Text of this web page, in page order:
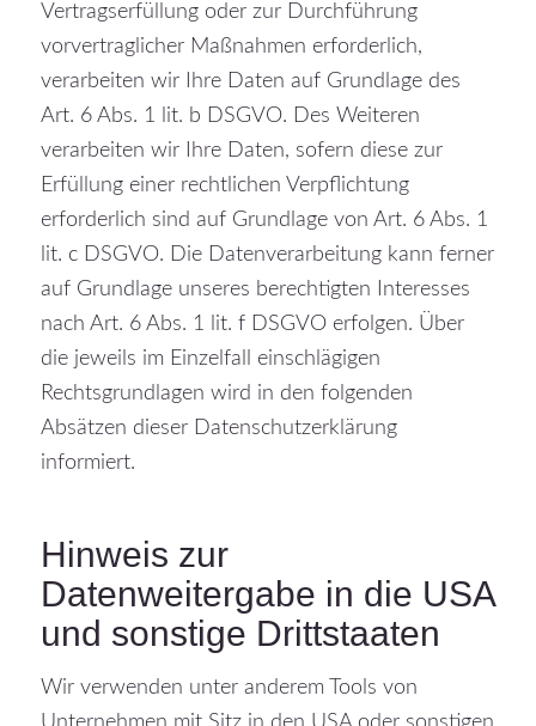
Vertragserfüllung oder zur Durchführung
vorvertraglicher Maßnahmen erforderlich,
verarbeiten wir Ihre Daten auf Grundlage des
Art. 6 Abs. 1 lit. b DSGVO. Des Weiteren
verarbeiten wir Ihre Daten, sofern diese zur
Erfüllung einer rechtlichen Verpflichtung
erforderlich sind auf Grundlage von Art. 6 Abs. 1
lit. c DSGVO. Die Datenverarbeitung kann ferner
auf Grundlage unseres berechtigten Interesses
nach Art. 6 Abs. 1 lit. f DSGVO erfolgen. Über
die jeweils im Einzelfall einschlägigen
Rechtsgrundlagen wird in den folgenden
Absätzen dieser Datenschutzerklärung
informiert.
Hinweis zur
Datenweitergabe in die USA
und sonstige Drittstaaten
Wir verwenden unter anderem Tools von